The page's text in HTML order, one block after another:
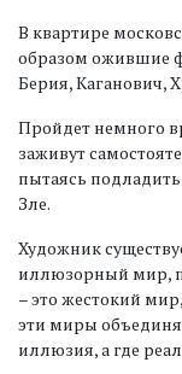
В квартире
образом ожившие
Берия, Каганович,
Пройдет немного
заживут
пытаясь
Зле.
Художник
иллюзорный мир,
– это жестокий
эти миры
иллюзия, а где